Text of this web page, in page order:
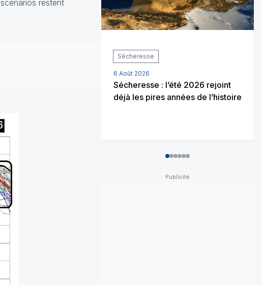
restent
Sécheresse
6 Août 2026
Sécheresse : l’été 2026 rejoint
déjà les pires années de l’histoire
012345